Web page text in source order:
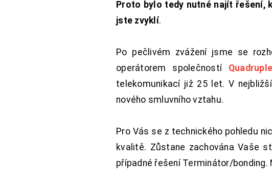
Proto bylo tedy nutné najít řešení,
jste zvyklí.
Po pečlivém zvážení jsme se
operátorem společností
telekomunikací již 25 let. V
nového smluvního vztahu.
Pro Vás se z technického pohledu
kvalitě. Zůstane zachována Vaše
případné řešení Terminátor/